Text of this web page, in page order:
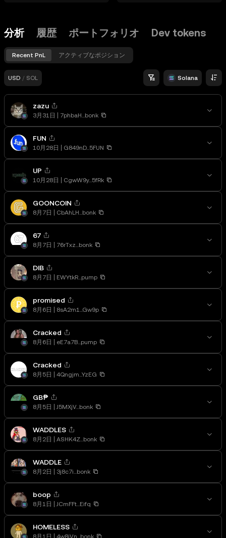
分析 履歴 ポートフォリオ Dev tokens
Recent PnL アクティブなポジション
USD / SOL Solana
zazu
3月31日 7phbaH...bonk
FUN
10月28日 G849nD...5FUN
UP
10月28日 CgwW9y...5fRk
GOONCOIN
8月7日 CbAhLH...bonk
67
8月7日 76rTxz...bonk
DIB
8月7日 EWYtkR...pump
promised
8月6日 8sA2m1...Gw9p
Cracked
8月6日 eE7a7B...pump
Cracked
8月5日 4Qngjm...YzEG
GB₱
8月5日 J5MXjV...bonk
WADDLES
8月2日 ASHK4Z...bonk
WADDLE
8月2日 3j8c7i...bonk
boop
8月1日 JCmFFt...Eifq
HOMELESS
8月1日 4w8jVn...bonk